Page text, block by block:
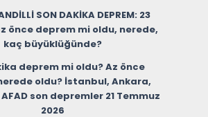
SON DAKİKA DEPREM: 23
önce deprem mi oldu, nerede,
kaç büyüklüğünde?
deprem mi oldu? Az önce
oldu? İstanbul, Ankara,
son depremler 21 Temmuz
2026